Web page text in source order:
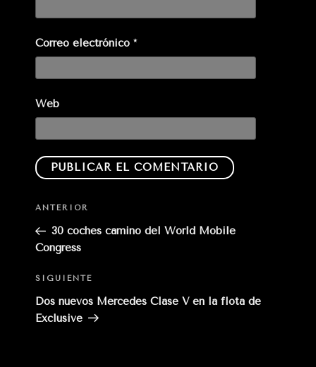
Correo electrónico *
Web
Entrada
anterior:
ANTERIOR
30 coches camino del World Mobile
Congress
Siguiente
entrada
SIGUIENTE
Dos nuevos Mercedes Clase V en la flota de
Exclusive